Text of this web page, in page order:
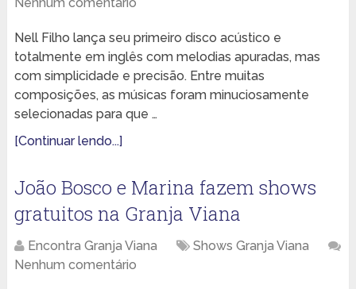
Nell Filho lança seu primeiro disco acústico e
totalmente em inglês com melodias apuradas, mas
com simplicidade e precisão. Entre muitas
composições, as músicas foram minuciosamente
selecionadas para que …
[Continuar lendo...]
João Bosco e Marina fazem shows
gratuitos na Granja Viana
Encontra Granja Viana
Shows Granja Viana
Nenhum comentário